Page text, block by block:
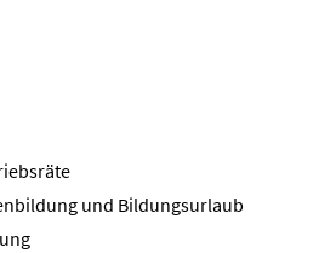
und Bildungsurlaub